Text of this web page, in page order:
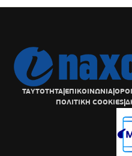
ΤΑΥΤΟΤΗΤΑ|ΕΠΙΚΟΙΝΩΝΙΑ|
ΠΟΛΙΤΙΚΗ COOKIES|